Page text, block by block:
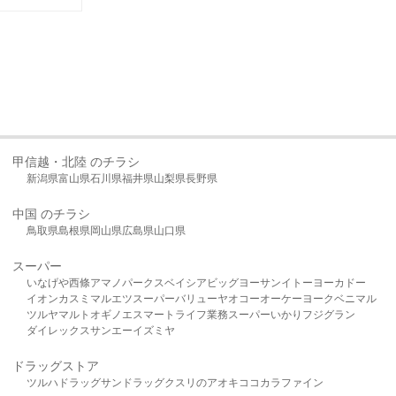
甲信越・北陸 のチラシ
新潟県富山県石川県福井県山梨県長野県
中国 のチラシ
鳥取県島根県岡山県広島県山口県
スーパー
いなげや西條アマノパークスベイシア ビッグヨーサンイトーヨーカドー
イオンカスミ マルエツスーパーバリューヤオコーオーケー ヨークベニマル
ツルヤマルト オギノ エスマート ライフ業務スーパーいかり フジグラン
ダイレックスサンエーイズミヤ
ドラッグストア
ツルハドラッグサンドラッグクスリのアオキ ココカラファイン